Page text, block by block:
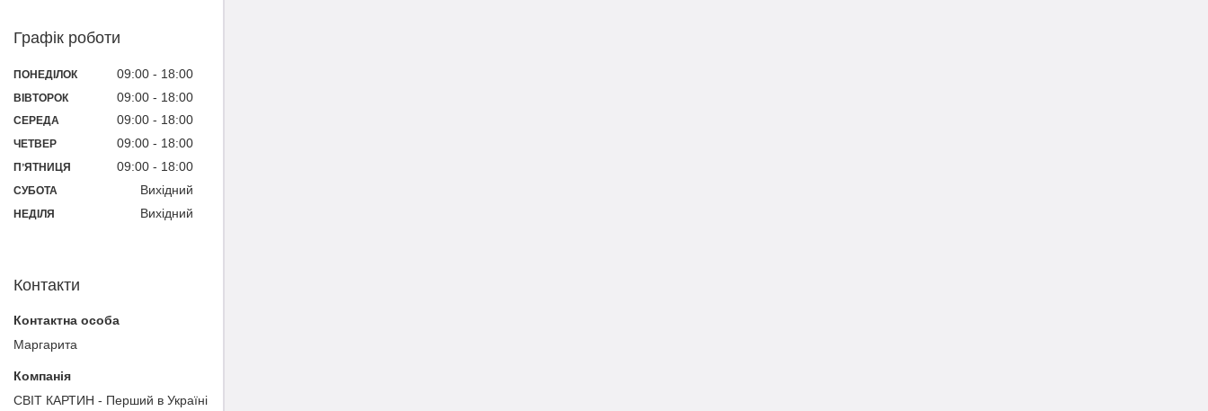
Графік роботи
ПОНЕДІЛОК 09:00 18:00
ВІВТОРОК 09:00 18:00
СЕРЕДА 09:00 18:00
ЧЕТВЕР 09:00 18:00
ПʼЯТНИЦЯ 09:00 18:00
СУБОТА Вихідний
НЕДІЛЯ Вихідний
Контакти
Маргарита
СВІТ КАРТИН - Перший в Україні